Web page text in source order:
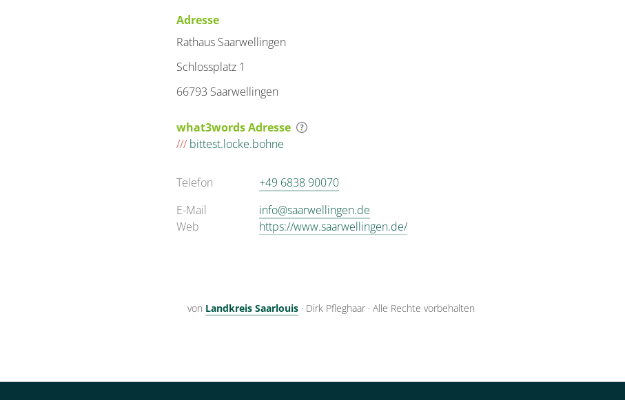
Adresse
Rathaus Saarwellingen
Schlossplatz 1
66793 Saarwellingen
what3words Adresse
/// bittest.locke.bohne
Telefon
+49 6838 90070
E-Mail
info@saarwellingen.de
Web
https://www.saarwellingen.de/
von Landkreis Saarlouis · Dirk Pfleghaar · Alle Rechte vorbehalten